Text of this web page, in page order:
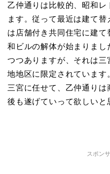
乙仲通りは比較的、昭和レ
ます。従って最近は建て
は店舗付き共同住宅に建
和ビルの解体が始まりまし
つつありますが、それは三
地地区に限定されています
三宮に任せて、乙仲通り
後も遂げていって欲しいと
スポン